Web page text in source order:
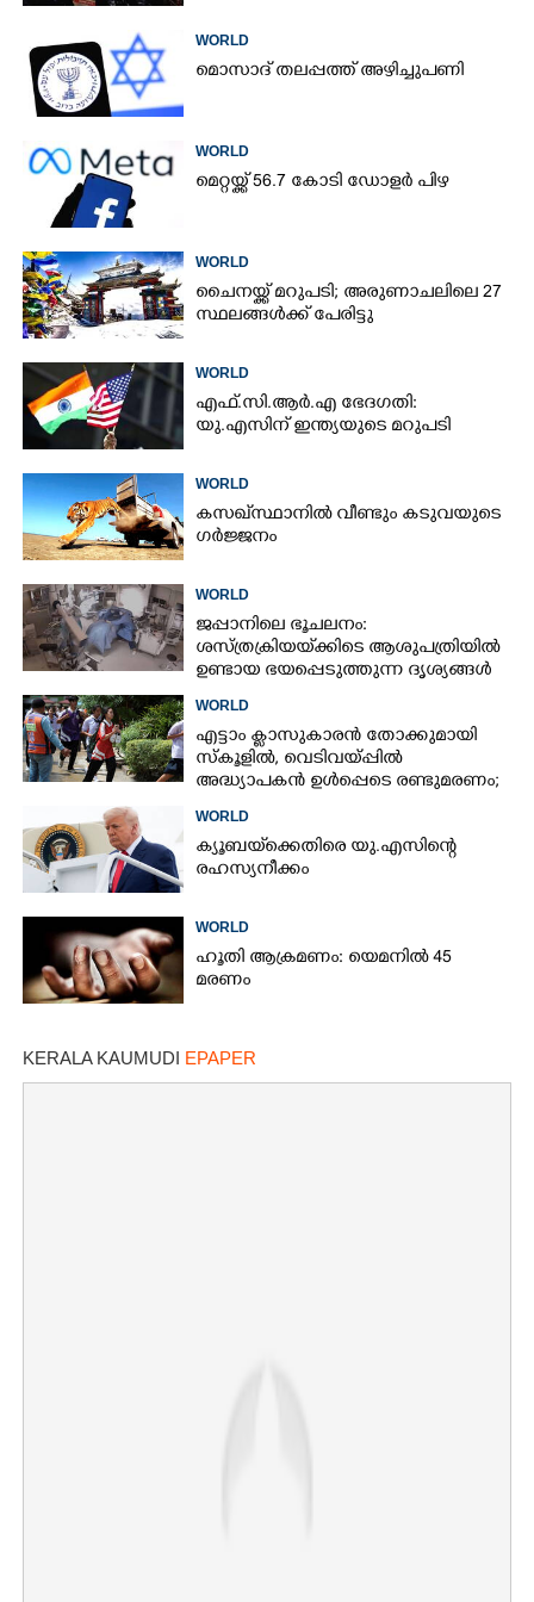
WORLD
മൊസാദ് തലപ്പത്ത് അഴിച്ചുപണി
WORLD
മെറ്റയ്ക്ക് 56.7 കോടി ഡോളർ പിഴ
WORLD
ചൈനയ്ക്ക് മറുപടി; അരുണാചലിലെ 27
സ്ഥലങ്ങൾക്ക് പേരിട്ടു
WORLD
എഫ്.സി.ആർ.എ ഭേദഗതി:
യു.എസിന് ഇന്ത്യയുടെ മറുപടി
WORLD
കസഖ്‌സ്ഥാനിൽ വീണ്ടും കടുവയുടെ
ഗർജ്ജനം
WORLD
ജപ്പാനിലെ ഭൂചലനം:
ശസ്ത്രക്രിയ‌യ്‌ക്കി‌ടെ ആശുപത്രിയിൽ
ഉണ്ടായ ഭയപ്പെടുത്തുന്ന ദൃശ്യങ്ങൾ
WORLD
എട്ടാം ക്ളാസുകാരൻ തോക്കുമായി
സ്കൂളിൽ, വെടിവയ്പ്പിൽ
അദ്ധ്യാപകൻ ഉൾപ്പെടെ രണ്ടുമരണം;
WORLD
ക്യൂബയ്‌ക്കെതിരെ യു.എസിന്റെ
രഹസ്യനീക്കം
WORLD
ഹൂതി ആക്രമണം: യെമനിൽ 45
മരണം
KERALA KAUMUDI EPAPER